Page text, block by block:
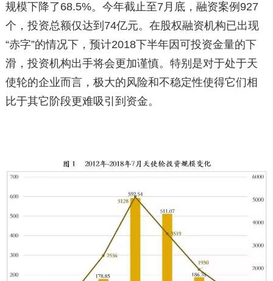
规模下降了68.5%。今年截止至7月底，融资案例927
个，投资总额仅达到74亿元。在股权融资机构已出现
“赤字”的情况下，预计2018下半年因可投资金量的下
滑，投资机构出手将会更加谨慎。特别是对于处于天
使轮的企业而言，极大的风险和不稳定性使得它们相
比于其它阶段更难吸引到资金。